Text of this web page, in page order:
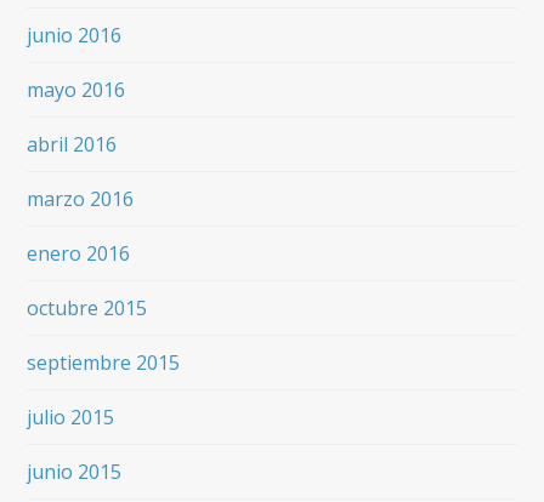
junio 2016
mayo 2016
abril 2016
marzo 2016
enero 2016
octubre 2015
septiembre 2015
julio 2015
junio 2015